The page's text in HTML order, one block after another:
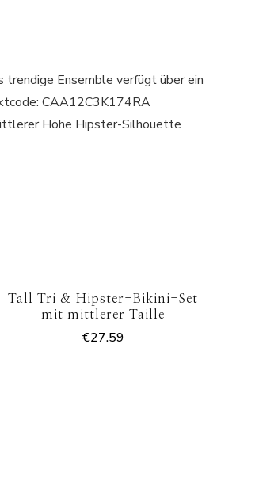
trendige Ensemble verfügt über ein
CAA12C3K174RA
Höhe Hipster-Silhouette
Tall Tri & Hipster-Bikini-Set
mit mittlerer Taille
€27.59